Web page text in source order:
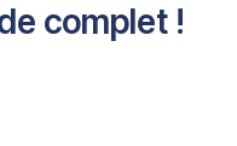
complet !